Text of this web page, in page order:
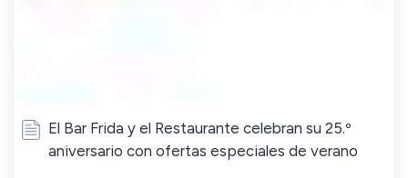
El Bar Frida y el Restaurante celebran su 25.º
aniversario con ofertas especiales de verano